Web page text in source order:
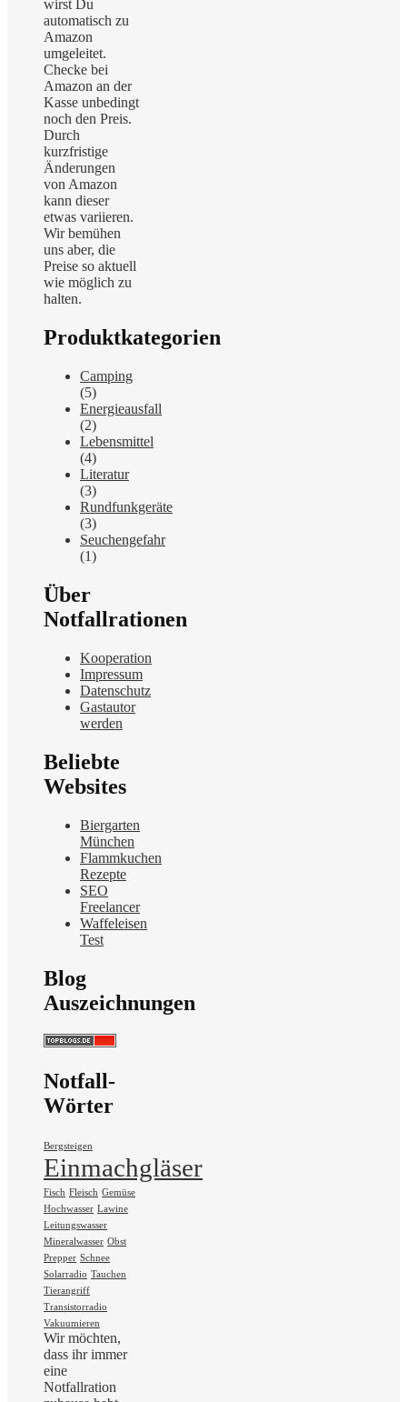
wirst Du
automatisch zu
Amazon
umgeleitet.
Checke bei
Amazon an der
Kasse unbedingt
noch den Preis.
Durch
kurzfristige
Änderungen
von Amazon
kann dieser
etwas variieren.
Wir bemühen
uns aber, die
Preise so aktuell
wie möglich zu
halten.
Produktkategorien
Camping
(5)
Energieausfall
(2)
Lebensmittel
(4)
Literatur
(3)
Rundfunkgeräte
(3)
Seuchengefahr
(1)
Über
Notfallrationen
Kooperation
Impressum
Datenschutz
Gastautor
werden
Beliebte
Websites
Biergarten
München
Flammkuchen
Rezepte
SEO
Freelancer
Waffeleisen
Test
Blog
Auszeichnungen
Notfall-
Wörter
Bergsteigen
Einmachgläser
Fisch Fleisch Gemüse
Hochwasser Lawine
Leitungswasser
Mineralwasser Obst
Prepper Schnee
Solarradio Tauchen
Tierangriff
Transistorradio
Vakuumieren
Wir möchten,
dass ihr immer
eine
Notfallration